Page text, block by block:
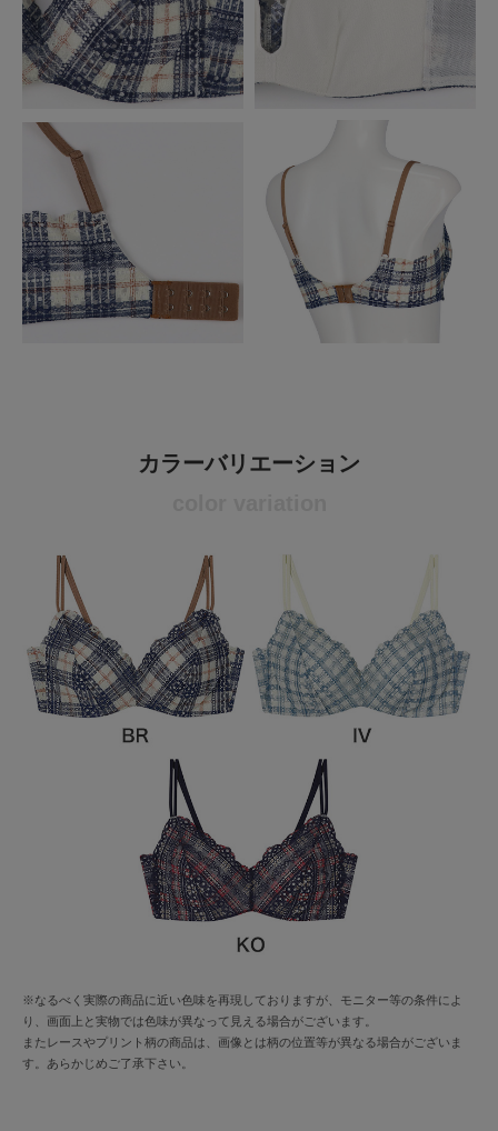
カラーバリエーション
※なるべく実際の商品に近い色味を再現しておりますが、モニター等の条件によ
り、画面上と実物では色味が異なって見える場合がございます。
またレースやプリント柄の商品は、画像とは柄の位置等が異なる場合がございま
す。あらかじめご了承下さい。